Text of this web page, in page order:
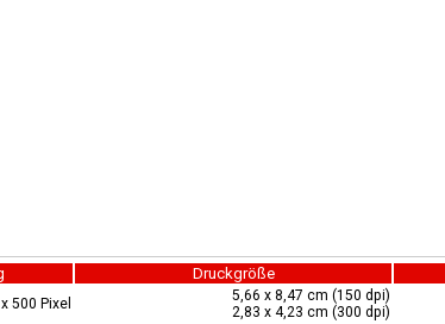
Druckgröße
500 Pixel
5,66 x 8,47 cm (150 dpi)
2,83 x 4,23 cm (300 dpi)